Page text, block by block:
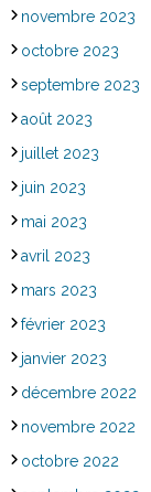
novembre 2023
octobre 2023
septembre 2023
août 2023
juillet 2023
juin 2023
mai 2023
avril 2023
mars 2023
février 2023
janvier 2023
décembre 2022
novembre 2022
octobre 2022